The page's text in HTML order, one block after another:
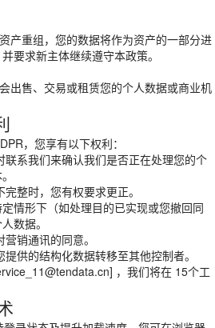
产重组，您的数据将作为资产的一部分进
要求新主体继续遵守本政策。
出售、交易或租赁您的个人数据或商业机
，您享有以下权利：
系我们来确认我们是否正在处理您的个
整时，您有权要求更正。
情形下（如处理目的已实现或您撤回同
数据。
销通讯的同意。
供的结构化数据转移至其他控制者。
，我们将在 15个工